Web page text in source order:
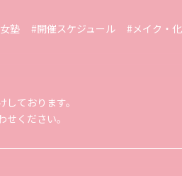
塾 #開催スケジュール #メイク・
ております。
せください。